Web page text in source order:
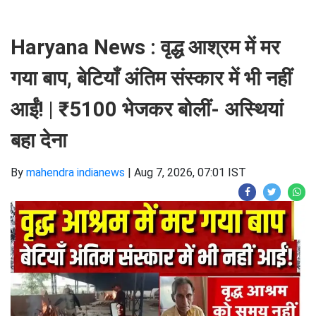
Haryana News : वृद्ध आश्रम में मर
गया बाप, बेटियाँ अंतिम संस्कार में भी नहीं
आईं! | ₹5100 भेजकर बोलीं- अस्थियां
बहा देना
By mahendra indianews Aug 7, 2026, 07:01 IST